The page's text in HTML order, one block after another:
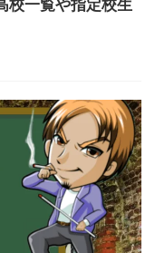
校一覧や指定校生